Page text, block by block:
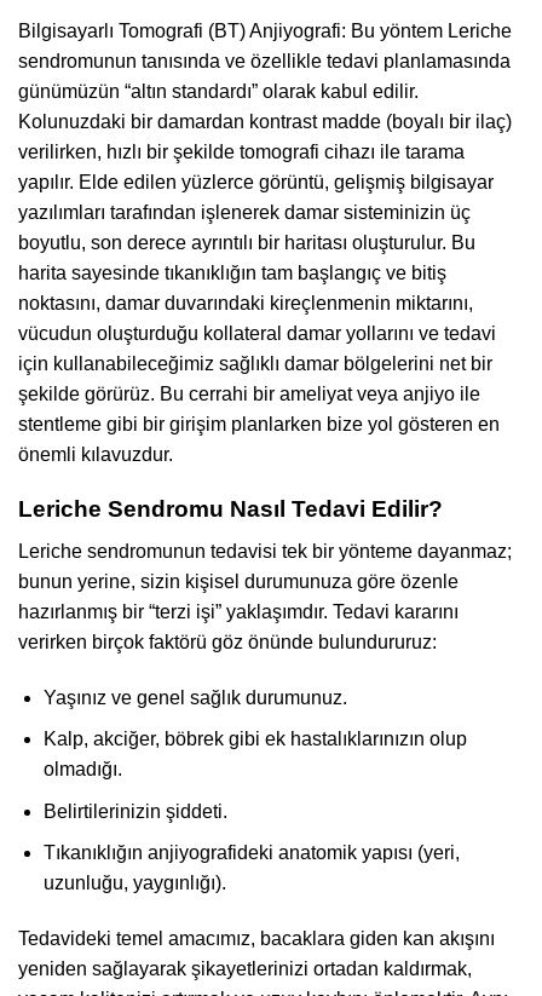
Bilgisayarlı Tomografi (BT) Anjiyografi: Bu yöntem Leriche
sendromunun tanısında ve özellikle tedavi planlamasında
günümüzün “altın standardı” olarak kabul edilir.
Kolunuzdaki bir damardan kontrast madde (boyalı bir ilaç)
verilirken, hızlı bir şekilde tomografi cihazı ile tarama
yapılır. Elde edilen yüzlerce görüntü, gelişmiş bilgisayar
yazılımları tarafından işlenerek damar sisteminizin üç
boyutlu, son derece ayrıntılı bir haritası oluşturulur. Bu
harita sayesinde tıkanıklığın tam başlangıç ve bitiş
noktasını, damar duvarındaki kireçlenmenin miktarını,
vücudun oluşturduğu kollateral damar yollarını ve tedavi
için kullanabileceğimiz sağlıklı damar bölgelerini net bir
şekilde görürüz. Bu cerrahi bir ameliyat veya anjiyo ile
stentleme gibi bir girişim planlarken bize yol gösteren en
önemli kılavuzdur.
Leriche Sendromu Nasıl Tedavi Edilir?
Leriche sendromunun tedavisi tek bir yönteme dayanmaz;
bunun yerine, sizin kişisel durumunuza göre özenle
hazırlanmış bir “terzi işi” yaklaşımdır. Tedavi kararını
verirken birçok faktörü göz önünde bulundururuz:
Yaşınız ve genel sağlık durumunuz.
Kalp, akciğer, böbrek gibi ek hastalıklarınızın olup
olmadığı.
Belirtilerinizin şiddeti.
Tıkanıklığın anjiyografideki anatomik yapısı (yeri,
uzunluğu, yaygınlığı).
Tedavideki temel amacımız, bacaklara giden kan akışını
yeniden sağlayarak şikayetlerinizi ortadan kaldırmak,